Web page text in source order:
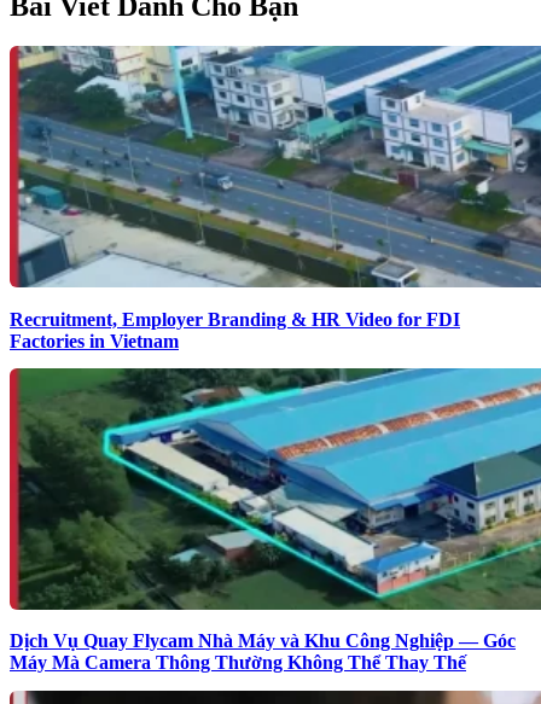
Recruitment, Employer Branding & HR Video for FDI
Factories in Vietnam
Dịch Vụ Quay Flycam Nhà Máy và Khu Công Nghiệp — Góc
Máy Mà Camera Thông Thường Không Thể Thay Thế